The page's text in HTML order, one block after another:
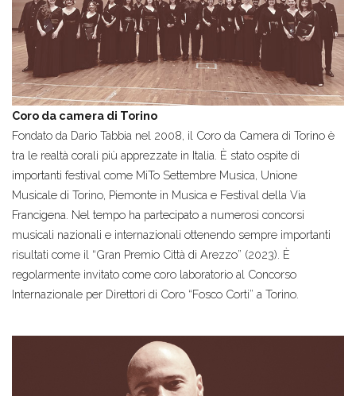
Coro da camera di Torino
Fondato da Dario Tabbia nel 2008, il Coro da Camera di Torino è
tra le realtà corali più apprezzate in Italia. È stato ospite di
importanti festival come MiTo Settembre Musica, Unione
Musicale di Torino, Piemonte in Musica e Festival della Via
Francigena. Nel tempo ha partecipato a numerosi concorsi
musicali nazionali e internazionali ottenendo sempre importanti
risultati come il “Gran Premio Città di Arezzo” (2023). È
regolarmente invitato come coro laboratorio al Concorso
Internazionale per Direttori di Coro “Fosco Corti” a Torino.